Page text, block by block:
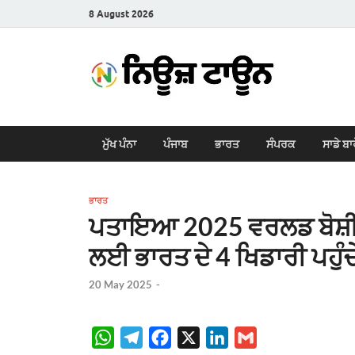
8 August 2026
ਮੁੱਖ ਪੰਨਾ ਪੰਜਾਬ ਭਾਰਤ ਸੰਪਰਕ ਸਾਡੇ
ਭਾਰਤ
ਪਤਾਇਆ 2025 ਵਰਲਡ
ਲਈ ਭਾਰਤ ਦੇ 4 ਖਿਡਾਰੀ
20 May 2025 -
W